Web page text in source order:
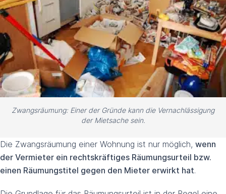
Zwangsräumung: Einer der Gründe kann die Vernachlässigung
der Mietsache sein.
Die Zwangsräumung einer Wohnung ist nur möglich, wenn
der Vermieter ein rechtskräftiges Räumungsurteil bzw.
einen Räumungstitel gegen den Mieter erwirkt hat.